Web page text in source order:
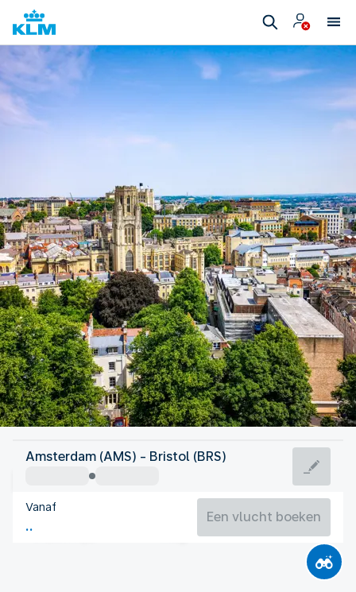
Verenigd Koninkrijk
Bristol
Verenigd Koninkrijk
Vluchttijd
Amsterdam (AMS) - Bristol (BRS)
Vanaf
Een vlucht boeken